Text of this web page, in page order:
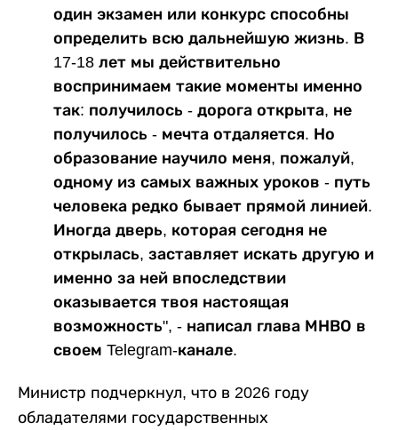
один экзамен или конкурс способны
определить всю дальнейшую жизнь. В
17-18 лет мы действительно
воспринимаем такие моменты именно
так: получилось - дорога открыта, не
получилось - мечта отдаляется. Но
образование научило меня, пожалуй,
одному из самых важных уроков - путь
человека редко бывает прямой линией.
Иногда дверь, которая сегодня не
открылась, заставляет искать другую и
именно за ней впоследствии
оказывается твоя настоящая
возможность", - написал глава МНВО в
своем Telegram-канале.
Министр подчеркнул, что в 2026 году
обладателями государственных